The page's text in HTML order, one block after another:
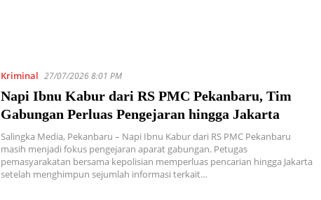
Kriminal 27/07/2026 8:01 PM
Napi Ibnu Kabur dari RS PMC Pekanbaru, Tim
Gabungan Perluas Pengejaran hingga Jakarta
Salingka Media, Pekanbaru – Napi Ibnu Kabur dari RS PMC Pekanbaru
masih menjadi fokus pengejaran aparat gabungan. Petugas
pemasyarakatan bersama kepolisian memperluas pencarian hingga Jakarta
setelah menghimpun sejumlah informasi terkait…